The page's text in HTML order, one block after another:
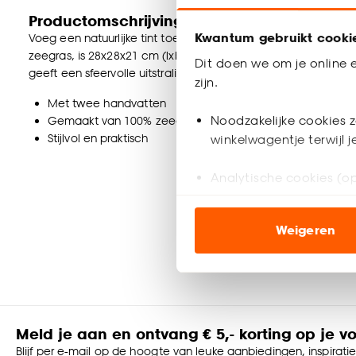
Kwantum gebruikt
Dit doen we om je online
zijn.
Noodzakelijke cookies
winkelwagentje terwijl
Analytische cookies
ook buiten de
Klik op ‘Ja, alles
accepteren door op
Goed om te weten is dat
Weigeren
Productomschrijving
Voeg een natuurlijke tint toe aan je interieur met de Lorrach
zeegras, is 28x28x21 cm (lxbxh) en perfect voor zowel de
geeft een sfeervolle uitstraling, en met twee handvatten is
Met twee handvatten
Gemaakt van 100% zeegras
Stijlvol en praktisch
Meld je aan en ontvang € 5,- korting op je
Blijf per e-mail op de hoogte van leuke aanbiedingen,